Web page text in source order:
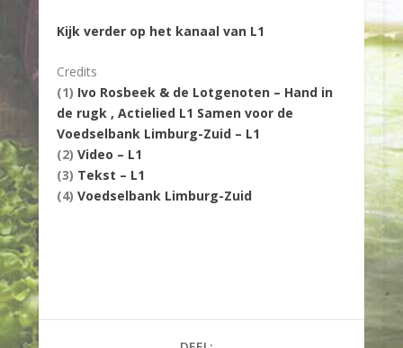
Kijk verder op het kanaal van L1
Credits
(1) Ivo Rosbeek & de Lotgenoten – Hand in
de rugk , Actielied L1 Samen voor de
Voedselbank Limburg-Zuid – L1
(2) Video – L1
(3) Tekst – L1
(4) Voedselbank Limburg-Zuid